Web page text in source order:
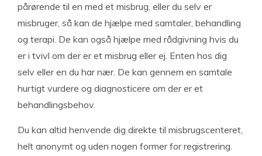
pårørende til en med et misbrug, eller du selv er
misbruger, så kan de hjælpe med samtaler, behandling
og terapi. De kan også hjælpe med rådgivning hvis du
er i tvivl om der er et misbrug eller ej. Enten hos dig
selv eller en du har nær. De kan gennem en samtale
hurtigt vurdere og diagnosticere om der er et
behandlingsbehov.
Du kan altid henvende dig direkte til misbrugscenteret,
helt anonymt og uden nogen former for registrering.